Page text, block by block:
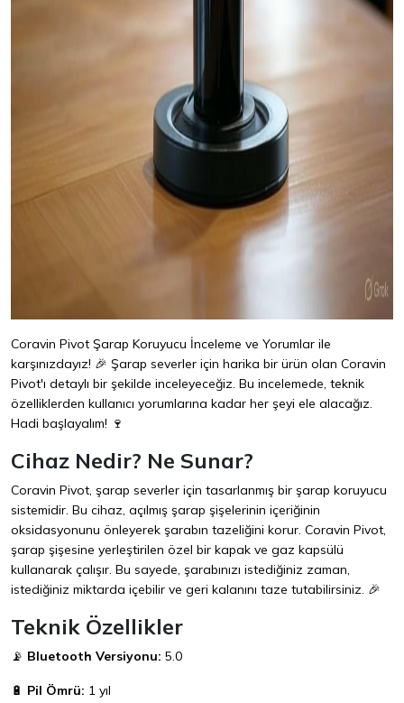
Coravin Pivot Şarap Koruyucu İnceleme ve Yorumlar ile
karşınızdayız! 🎉 Şarap severler için harika bir ürün olan Coravin
Pivot'ı detaylı bir şekilde inceleyeceğiz. Bu incelemede, teknik
özelliklerden kullanıcı yorumlarına kadar her şeyi ele alacağız.
Hadi başlayalım! 🍷
Cihaz Nedir? Ne Sunar?
Coravin Pivot, şarap severler için tasarlanmış bir şarap koruyucu
sistemidir. Bu cihaz, açılmış şarap şişelerinin içeriğinin
oksidasyonunu önleyerek şarabın tazeliğini korur. Coravin Pivot,
şarap şişesine yerleştirilen özel bir kapak ve gaz kapsülü
kullanarak çalışır. Bu sayede, şarabınızı istediğiniz zaman,
istediğiniz miktarda içebilir ve geri kalanını taze tutabilirsiniz. 🎉
Teknik Özellikler
📡 Bluetooth Versiyonu: 5.0
🔋 Pil Ömrü: 1 yıl